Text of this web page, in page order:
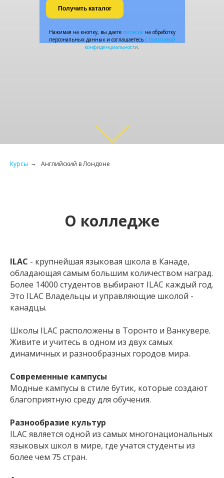
Получить каталог
Нажимая на кнопку, вы даете согласиена обработку
персональных данных и соглашаетесьc политикой
конфиденциальности.
Курсы → Английский в Лондоне
О колледже
ILAC - крупнейшая языковая школа в Канаде,
обладающая самым большим количеством наград.
Более 14000 студентов выбирают ILAC каждый год.
Это ILAC Владельцы и управляющие школой -
канадцы.
Школы ILAC расположены в Торонто и Ванкувере.
Живите и учитесь в одном из двух самых
динамичных и разнообразных городов мира.
Современные кампусы
Модные кампусы в стиле бутик, которые создают
благоприятную среду для обучения.
Разнообразие культур
ILAC является одной из самых многонациональных
языковых школ в мире, где учатся студенты из
более чем 75 стран.